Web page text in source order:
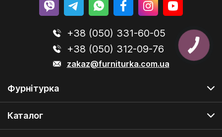
+38 (050) 331-60-05
+38 (050) 312-09-76
zakaz@furniturka.com.ua
Фурнітурка
Каталог